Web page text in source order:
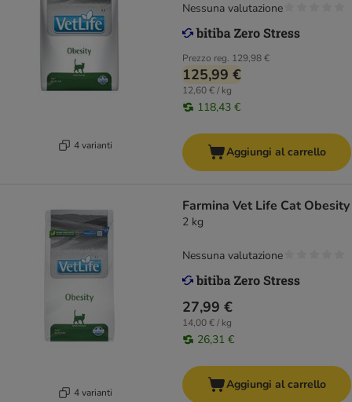
4 varianti
Prezzo reg. 129,98 €
125,99 €
12,60 € / kg
118,43 €
Nessuna valutazione
Aggiungi al carrello
4 varianti
Farmina Vet Life Cat Obesity
2 kg
27,99 €
14,00 € / kg
26,31 €
Nessuna valutazione
Aggiungi al carrello